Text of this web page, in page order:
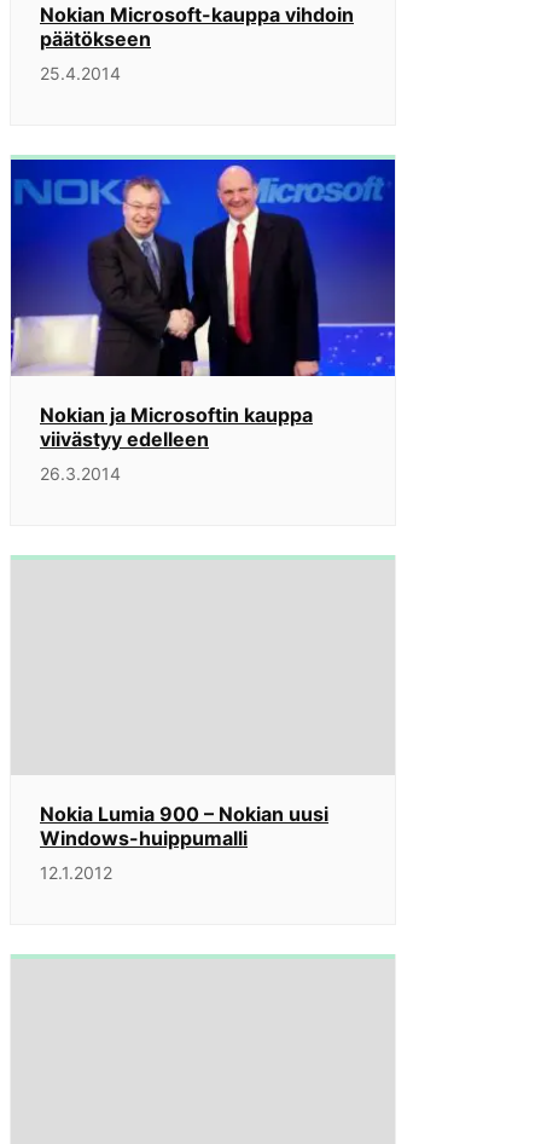
Nokian Microsoft-kauppa vihdoin
päätökseen
25.4.2014
Nokian ja Microsoftin kauppa
viivästyy edelleen
26.3.2014
Nokia Lumia 900 – Nokian uusi
Windows-huippumalli
12.1.2012